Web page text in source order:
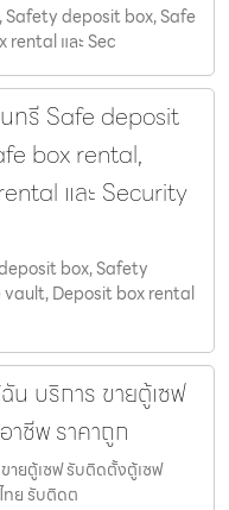
Safety deposit box, Safe
และ Sec
ทรี Safe deposit
box rental,
และ Security
box, Safety
Deposit box rental
บริการ ขายตู้เซฟ
ชีพ ราคาถูก
ายตู้เซฟ รับติดตั้งตู้เซฟ
ทย รับติดต